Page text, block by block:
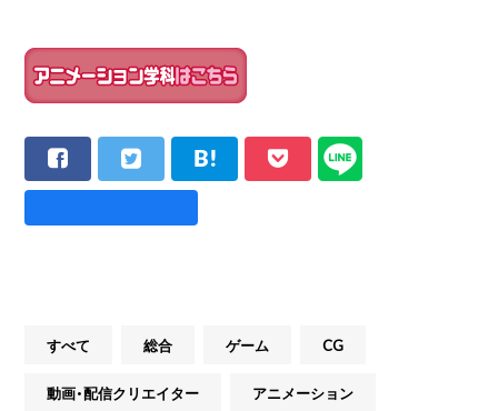
すべて 総合 ゲーム CG
動画・配信クリエイター アニメーション